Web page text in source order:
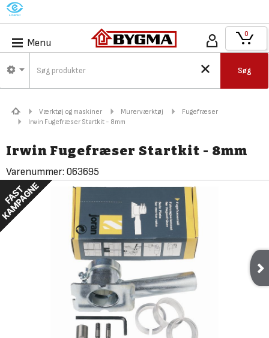
M
Menu
Søg
0
Værktøj og maskiner Murerværktøj
Fugefræser
Irwin Fugefræser Startkit - 8mm
Irwin Fugefræser Startkit - 8mm
Varenummer: 063695